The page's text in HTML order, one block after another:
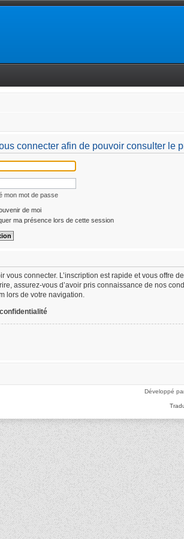
connecter afin de pouvoir consulter le
mon mot de passe
de moi
ma présence lors de cette session
vous connecter. L’inscription est rapide et vous
assurez-vous d’avoir pris connaissance de nos
lors de votre navigation.
Développé